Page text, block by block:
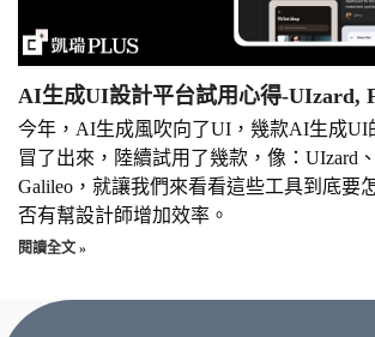
AI生成UI設計平台試用心得-UIzard,
今年，AI生成風吹向了UI，幾款AI生成UI
冒了出來，陸續試用了幾款，像：UIzard、
Galileo，就讓我們來看看這些工具到底要
否有幫設計師增加效率。
閱讀全文 »